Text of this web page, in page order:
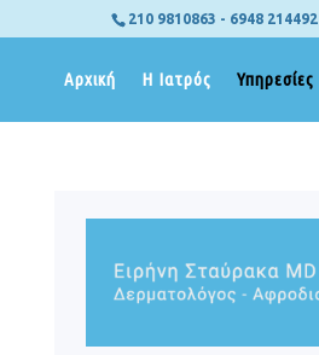
210 9810863 - 6948 214492
Αρχική Η Ιατρός Υπηρεσίες